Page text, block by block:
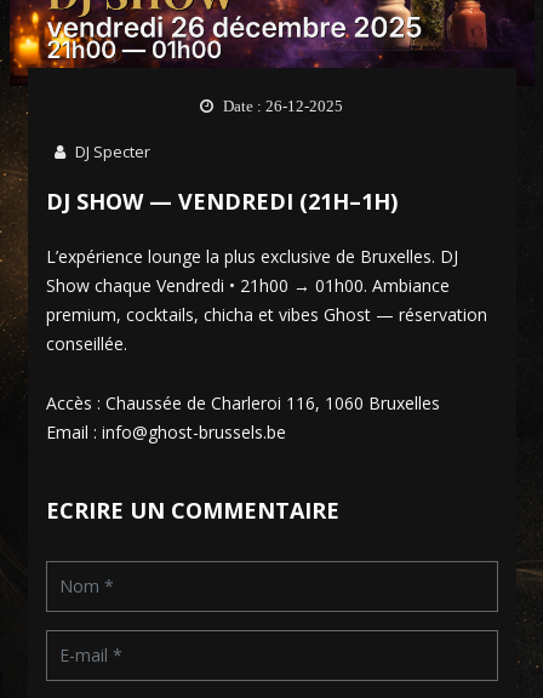
Date : 26-12-2025
DJ Specter
DJ SHOW — VENDREDI (21H–1H)
L’expérience lounge la plus exclusive de Bruxelles. DJ
Show chaque Vendredi • 21h00 → 01h00. Ambiance
premium, cocktails, chicha et vibes Ghost — réservation
conseillée.
Accès : Chaussée de Charleroi 116, 1060 Bruxelles
Email : info@ghost-brussels.be
ECRIRE UN COMMENTAIRE